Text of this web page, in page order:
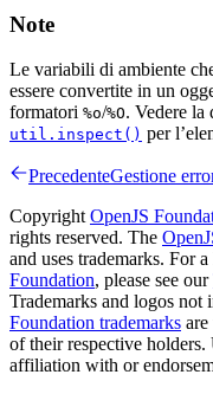
Note
Le variabili di ambiente
essere convertite in un
formatori %o/%O. Vedere la
util.inspect() per
PrecedenteGestione
CopyrightOpenJS
rights reserved. The
and uses trademarks. For
Foundation, please see our
Trademarks and logos not
Foundation trademarks
of their respective
affiliation with or